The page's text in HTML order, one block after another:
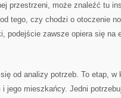
przestrzeni, może znaleźć tu
tego, czy chodzi o otoczenie
podejście zawsze opiera się na
od analizy potrzeb. To etap,
jego mieszkańcy. Jedni